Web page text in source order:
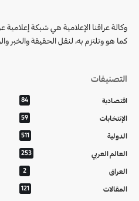
وكالة عراقنا الإعلامية هي شبكة إعلامية
كما هو وتلتزم به، لنقل الحقيقة والخبر
التصنيفات
اقتصادية 84
الإنتخابات 59
الدولية 511
العالم العربي 253
العراق 2
المقالات 121